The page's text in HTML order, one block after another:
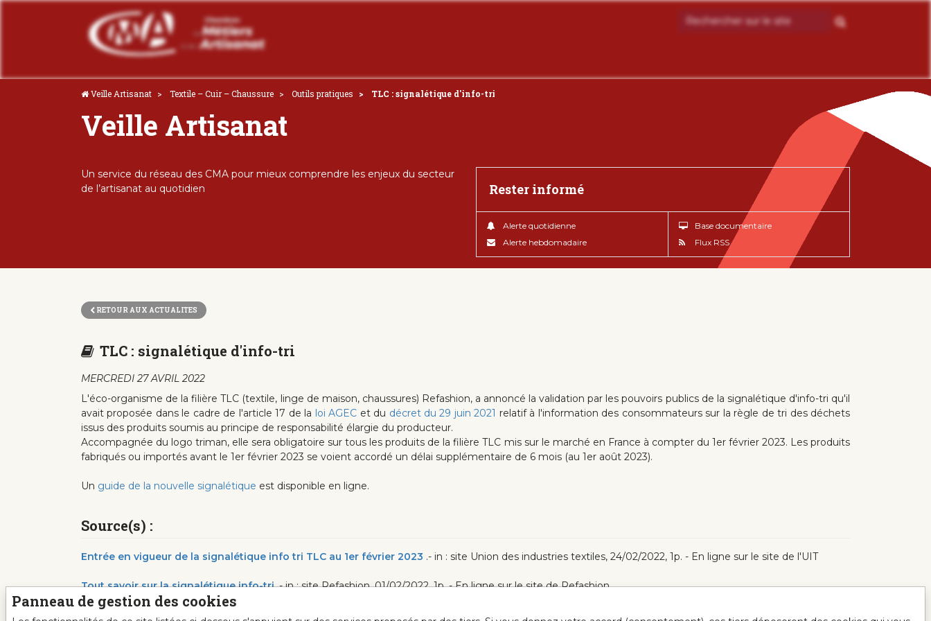
Veille Artisanat Textile – Cuir – Chaussure Outils pratiques TLC : signalétique d'info-tri
Veille Artisanat
Un service du réseau des CMA pour mieux comprendre les enjeux du secteur
de l’artisanat au quotidien
Rester informé
Alerte quotidienne
Alerte hebdomadaire
Base documentaire
Flux RSS
RETOUR AUX ACTUALITES
TLC : signalétique d'info-tri
MERCREDI 27 AVRIL 2022
L'éco-organisme de la filière TLC (textile, linge de maison, chaussures) Refashion, a annoncé la validation par les pouvoirs publics de la signalétique d'info-tri qu'il
avait proposée dans le cadre de l'article 17 de la loi AGEC et du décret du 29 juin 2021 relatif à l'information des consommateurs sur la règle de tri des déchets
issus des produits soumis au principe de responsabilité élargie du producteur.
Accompagnée du logo triman, elle sera obligatoire sur tous les produits de la filière TLC mis sur le marché en France à compter du 1er février 2023. Les produits
fabriqués ou importés avant le 1er février 2023 se voient accordé un délai supplémentaire de 6 mois (au 1er août 2023).
Un guide de la nouvelle signalétique est disponible en ligne.
Source(s) :
Entrée en vigueur de la signalétique info tri TLC au 1er février 2023 .- in : site Union des industries textiles, 24/02/2022, 1p. - En ligne sur le site de l'UIT
Tout savoir sur la signalétique info-tri.- in : site Refashion, 01/02/2022, 1p. - En ligne sur le site de Refashion
Panneau de gestion des cookies